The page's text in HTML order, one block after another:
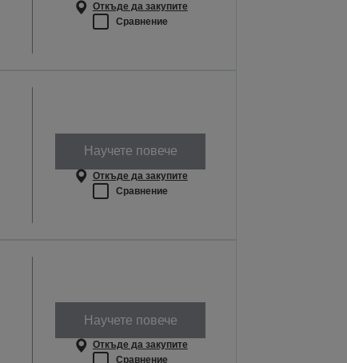
Откъде да закупите
Сравнение
Научете повече
Откъде да закупите
Сравнение
Научете повече
Откъде да закупите
Сравнение